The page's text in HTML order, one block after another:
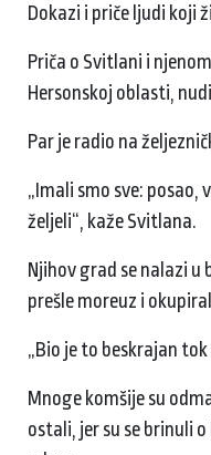
Dokazi i priče ljudi koji
Priča o Svitlani i
Hersonskoj oblasti,
Par je radio na
„Imali smo sve:
željeli“, kaže Svitlana.
Njihov grad se nalazi u
prešle moreuz i
„Bio je to beskrajan
Mnoge komšije su
ostali, jer su se brinuli